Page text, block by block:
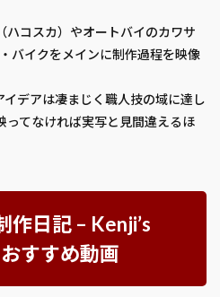
ハコスカ）やオートバイのカワサ
バイクをメインに制作過程を映像
デアは凄まじく職人技の域に達し
ってなければ実写と見間違えるほ
作日記 – Kenji’s
すすめ動画